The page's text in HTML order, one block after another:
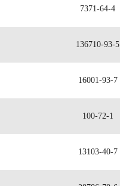
7371-64-4
136710-93-5
16001-93-7
100-72-1
13103-40-7